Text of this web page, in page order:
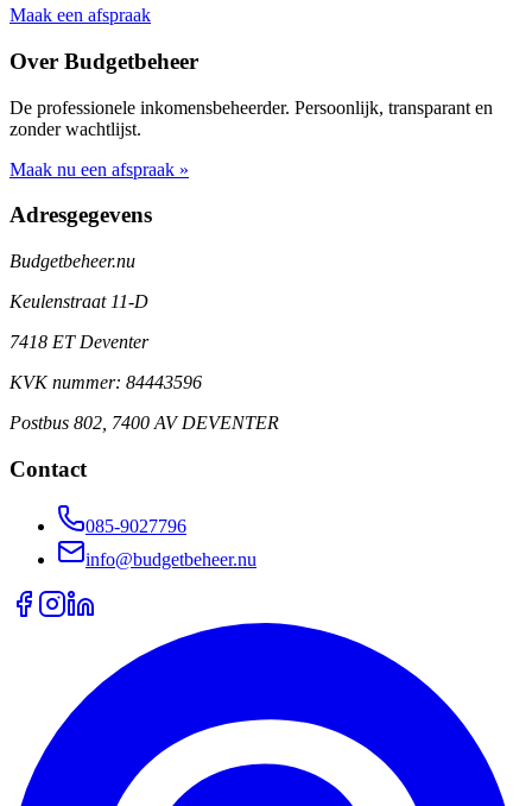
Maak een afspraak
Over Budgetbeheer
De professionele inkomensbeheerder. Persoonlijk, transparant en
zonder wachtlijst.
Maak nu een afspraak »
Adresgegevens
Budgetbeheer.nu
Keulenstraat 11-D
7418 ET Deventer
KVK nummer: 84443596
Postbus 802, 7400 AV DEVENTER
Contact
085-9027796
info@budgetbeheer.nu